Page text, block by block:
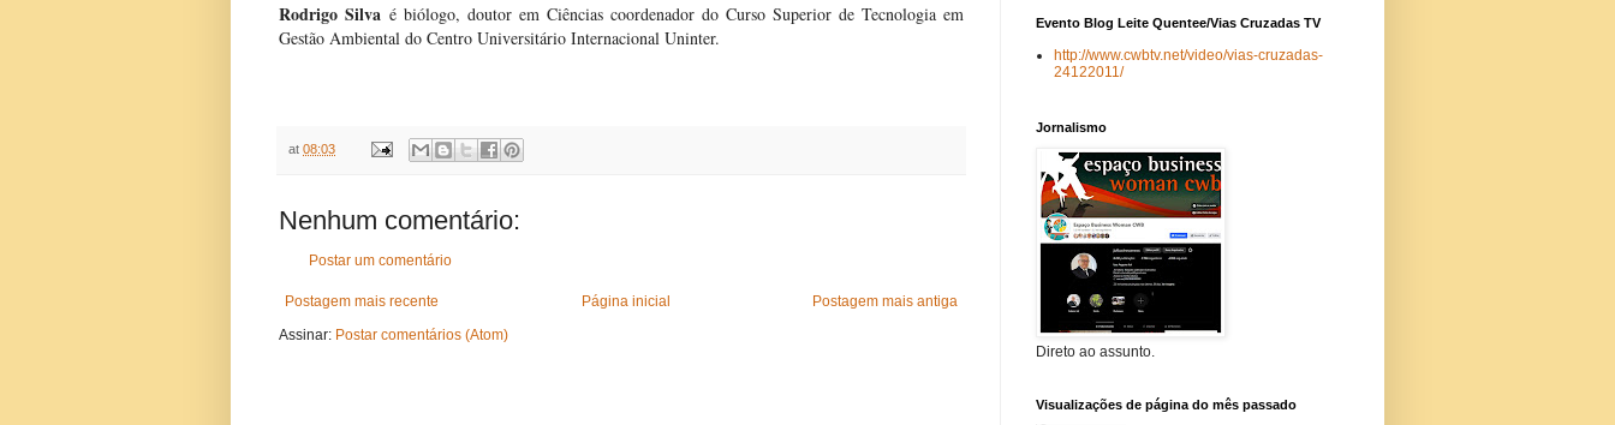
Rodrigo Silva é biólogo, doutor em Ciências coordenador do Curso Superior de Tecnologia em
Gestão Ambiental do Centro Universitário Internacional Uninter.
at 08:03
Nenhum comentário:
Postar um comentário
Postagem mais recente Postagem mais antiga
Página inicial
Assinar: Postar comentários (Atom)
Evento Blog Leite Quentee/Vias Cruzadas TV
http://www.cwbtv.net/video/vias-cruzadas-
24122011/
Jornalismo
Direto ao assunto.
Visualizações de página do mês passado